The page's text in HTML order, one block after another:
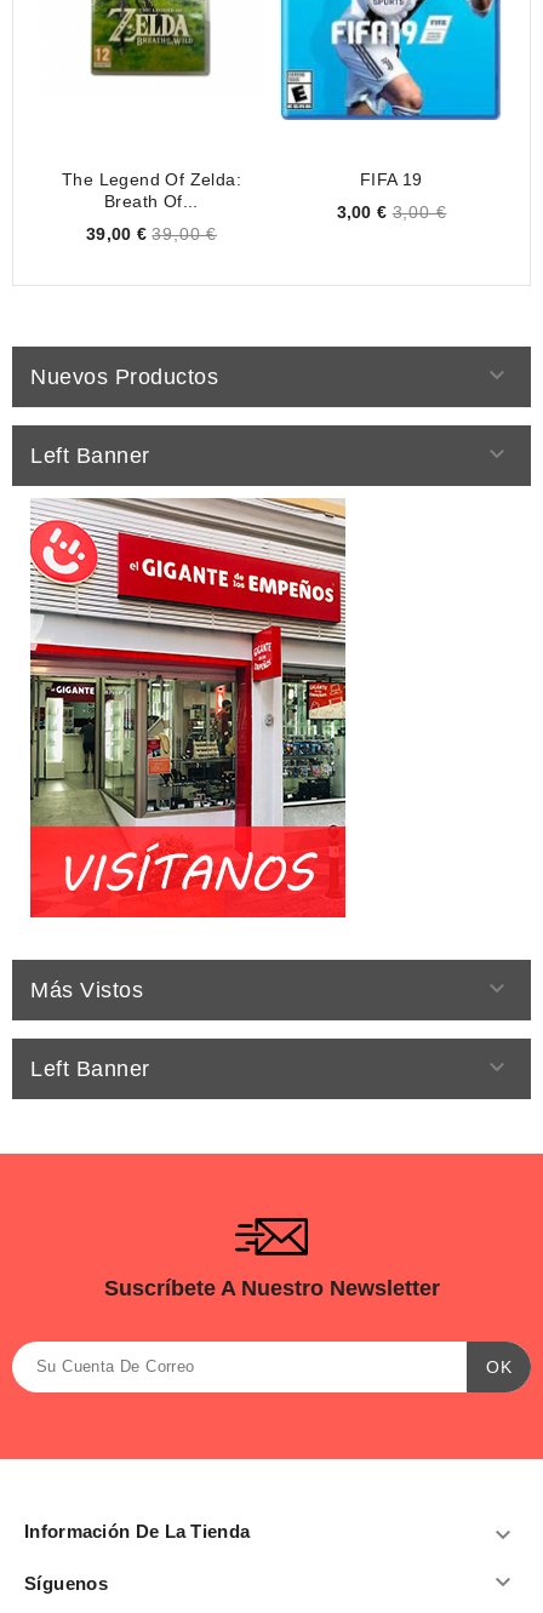
The Legend Of Zelda:
Breath Of...
Price
39,00 € 39,00 €
FIFA 19
Price
3,00 € 3,00 €
Nuevos Productos 
Left Banner 
Más Vistos 
Left Banner 
Suscríbete A Nuestro Newsletter
Información De La Tienda 
Síguenos 